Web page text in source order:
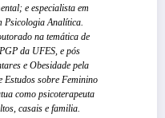
e especialista em
Psicologia Analítica.
na temática de
da UFES, e pós
e Obesidade pela
sobre Feminino
como psicoterapeuta
casais e familia.